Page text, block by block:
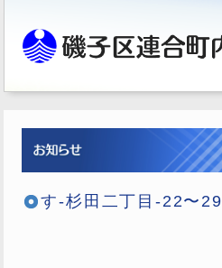
す-杉田二丁目-22〜29